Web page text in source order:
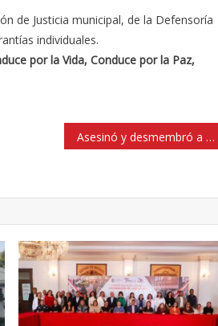
de Justicia municipal, de la Defensoría
individuales.
por la Vida, Conduce por la Paz,
Asesinó y desmembró a su familia cuando regresaba de un retiro espiritual